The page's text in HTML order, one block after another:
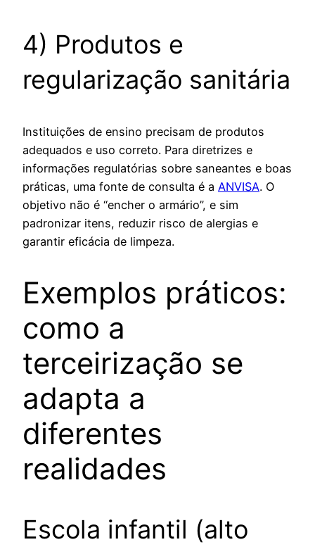
4) Produtos e
regularização sanitária
Instituições de ensino precisam de produtos
adequados e uso correto. Para diretrizes e
informações regulatórias sobre saneantes e boas
práticas, uma fonte de consulta é a ANVISA. O
objetivo não é “encher o armário”, e sim
padronizar itens, reduzir risco de alergias e
garantir eficácia de limpeza.
Exemplos práticos:
como a
terceirização se
adapta a
diferentes
realidades
Escola infantil (alto